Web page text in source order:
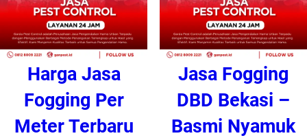
Harga Jasa
Fogging Per
Meter Terbaru
Jasa Fogging
DBD Bekasi –
Basmi Nyamuk